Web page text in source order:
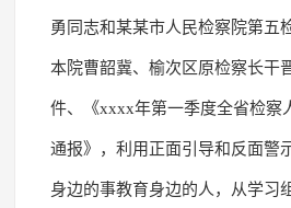
勇同志和某某市人民检察院第五
本院曹韶冀、榆次区原检察长干
件、《xxxx年第一季度全省检察
通报》，利用正面引导和反面警
身边的事教育身边的人，从学习